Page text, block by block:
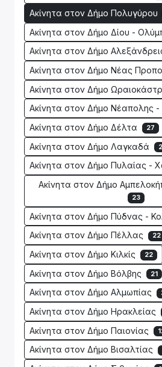
Ακίνητα στον Δήμο Πολυγύρου
Ακίνητα στον Δήμο Δίου -
Ακίνητα στον Δήμο
Ακίνητα στον Δήμο Νέας
Ακίνητα στον Δήμο
Ακίνητα στον Δήμο Νέαπολης
Ακίνητα στον Δήμο Δέλτα 27
Ακίνητα στον Δήμο Λαγκαδά
Ακίνητα στον Δήμο Πυλαίας -
Ακίνητα στον Δήμο
23
Ακίνητα στον Δήμο Πύδνας -
Ακίνητα στον Δήμο Πέλλας 22
Ακίνητα στον Δήμο Κιλκίς 22
Ακίνητα στον Δήμο Βόλβης 21
Ακίνητα στον Δήμο Αλμωπίας
Ακίνητα στον Δήμο Ηρακλείας
Ακίνητα στον Δήμο Παιονίας
Ακίνητα στον Δήμο Βισαλτίας